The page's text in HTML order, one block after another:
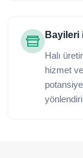
Bayileri
Halı
hizmet